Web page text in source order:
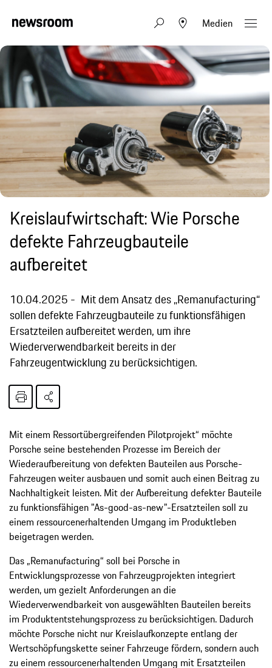
Medien
Kreislaufwirtschaft: Wie Porsche
defekte Fahrzeugbauteile
aufbereitet
10.04.2025
Mit dem Ansatz des „Remanufacturing“
sollen defekte Fahrzeugbauteile zu funktionsfähigen
Ersatzteilen aufbereitet werden, um ihre
Wiederverwendbarkeit bereits in der
Fahrzeugentwicklung zu berücksichtigen.
Mit einem Ressortübergreifenden Pilotprojekt“ möchte
Porsche seine bestehenden Prozesse im Bereich der
Wiederaufbereitung von defekten Bauteilen aus Porsche-
Fahrzeugen weiter ausbauen und somit auch einen Beitrag zu
Nachhaltigkeit leisten. Mit der Aufbereitung defekter Bauteile
zu funktionsfähigen "As-good-as-new"-Ersatzteilen soll zu
einem ressourcenerhaltenden Umgang im Produktleben
beigetragen werden.
Das „Remanufacturing“ soll bei Porsche in
Entwicklungsprozesse von Fahrzeugprojekten integriert
werden, um gezielt Anforderungen an die
Wiederverwendbarkeit von ausgewählten Bauteilen bereits
im Produktentstehungsprozess zu berücksichtigen. Dadurch
möchte Porsche nicht nur Kreislaufkonzepte entlang der
Wertschöpfungskette seiner Fahrzeuge fördern, sondern auch
zu einem ressourcenerhaltenden Umgang mit Ersatzteilen